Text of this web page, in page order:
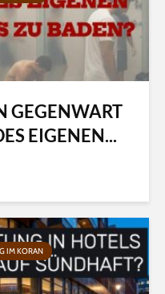
GEGENWART
EIGENEN...
IM KORAN